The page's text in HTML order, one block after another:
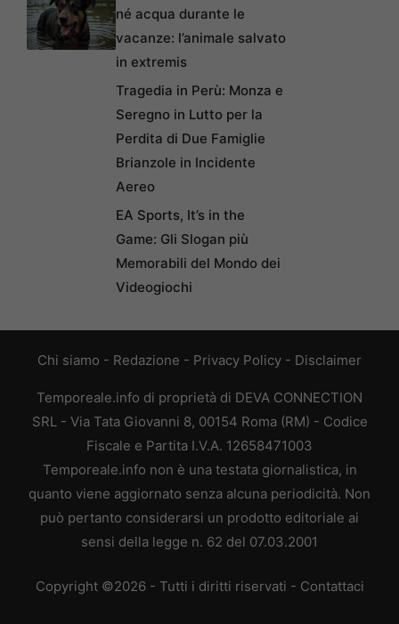
né acqua durante le
vacanze: l’animale salvato
in extremis
Tragedia in Perù: Monza e
Seregno in Lutto per la
Perdita di Due Famiglie
Brianzole in Incidente
Aereo
EA Sports, It’s in the
Game: Gli Slogan più
Memorabili del Mondo dei
Videogiochi
Chi siamo - Redazione - Privacy Policy - Disclaimer
Temporeale.info di proprietà di DEVA CONNECTION
SRL - Via Tata Giovanni 8, 00154 Roma (RM) - Codice
Fiscale e Partita I.V.A. 12658471003
Temporeale.info non è una testata giornalistica, in
quanto viene aggiornato senza alcuna periodicità. Non
può pertanto considerarsi un prodotto editoriale ai
sensi della legge n. 62 del 07.03.2001
Copyright ©2026 - Tutti i diritti riservati - Contattaci